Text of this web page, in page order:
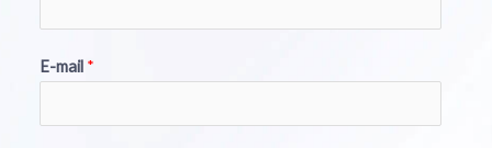
E-mail *